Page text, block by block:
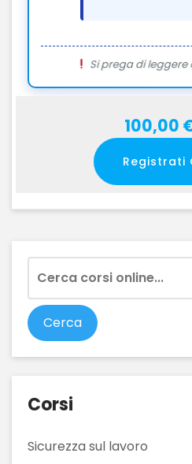
Si prega di
100,00
Registrati
Corsi
Sicurezza sul lavoro